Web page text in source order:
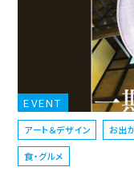
EVENT
アート＆デザイン お出
食・グルメ